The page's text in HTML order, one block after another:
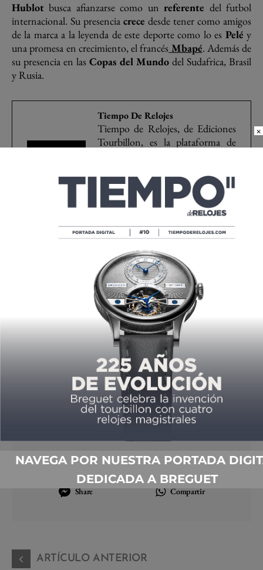
Hublot busca afianzarse como unreferente del futbol
internacional. Su presencia crece desde tener como amigos
de la marca a la leyenda de este deporte como lo es Pelé y
una promesa en crecimiento, el francés Mbapé. Además de
su presencia en lasCopas del Mundodel Sudafrica, Brasil
y Rusia.
Tiempo De Relojes
Tiempo de Relojes, de Ediciones
Tourbillon, es la plataforma de
por Carlos Alonso, Tiempo de
Relojes nació como revista en
1996 y celebra su 30 aniversario
en el 2026.
Classic Fusion AeroFusion Chronograph UEFA Champions League
UEFA Champions League
Compartir Twittear
Share Compartir
ARTÍCULO ANTERIOR
×
NAVEGA POR NUESTRA PORTADA
DEDICADA A BREGUET